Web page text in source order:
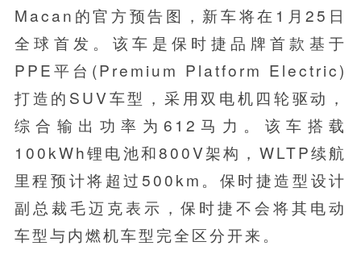
Macan的官方预告图，新车将在1月25日
全球首发。该车是保时捷品牌首款基于
PPE平台(Premium Platform Electric)
打造的SUV车型，采用双电机四轮驱动，
综合输出功率为612马力。该车搭载
100kWh锂电池和800V架构，WLTP续航
里程预计将超过500km。保时捷造型设计
副总裁毛迈克表示，保时捷不会将其电动
车型与内燃机车型完全区分开来。